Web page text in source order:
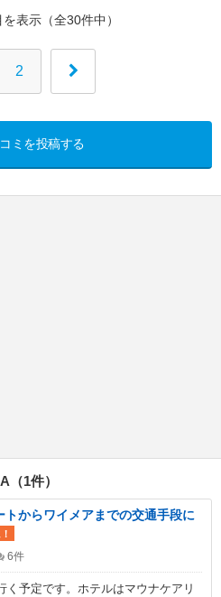
表示（全30件中）
2
ミを投稿する
（1件）
トからワイメアまでの交通手段に
6件
く予定です。ホテルはマウナケアリ